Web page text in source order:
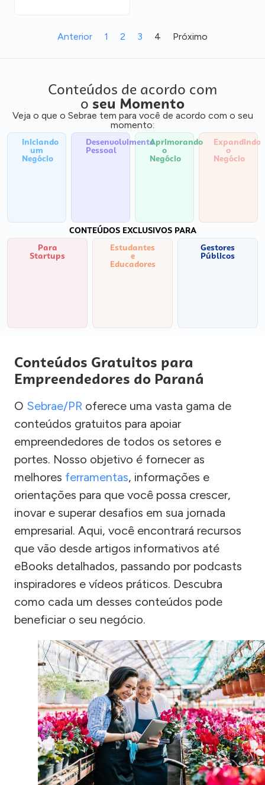
Anterior 1 2 3 4 Próximo
Conteúdos de acordo com
o seu Momento
Veja o que o Sebrae tem para você de acordo com o seu
momento:
Iniciando
um
Negócio
Desenvolvimento
Pessoal
Aprimorando
o
Negócio
Expandindo
o
Negócio
CONTEÚDOS EXCLUSIVOS PARA
Para
Startups
Estudantes
e
Educadores
Gestores
Públicos
Conteúdos Gratuitos para
Empreendedores do Paraná
O Sebrae/PR oferece uma vasta gama de
conteúdos gratuitos para apoiar
empreendedores de todos os setores e
portes. Nosso objetivo é fornecer as
melhores ferramentas, informações e
orientações para que você possa crescer,
inovar e superar desafios em sua jornada
empresarial. Aqui, você encontrará recursos
que vão desde artigos informativos até
eBooks detalhados, passando por podcasts
inspiradores e vídeos práticos. Descubra
como cada um desses conteúdos pode
beneficiar o seu negócio.